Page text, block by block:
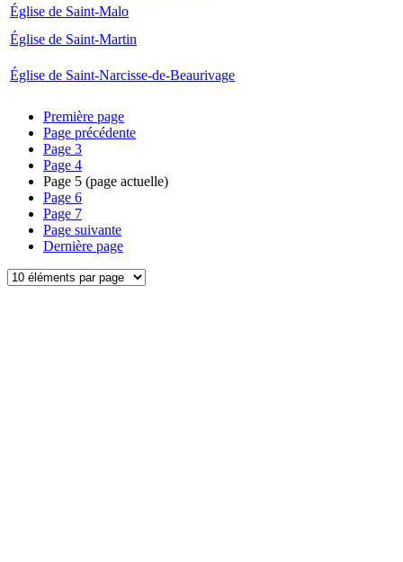
Église de Saint-Malo
Église de Saint-Martin
Église de Saint-Narcisse-de-Beaurivage
Première page
Page précédente
Page 3
Page 4
Page 5 (page actuelle)
Page 6
Page 7
Page suivante
Dernière page